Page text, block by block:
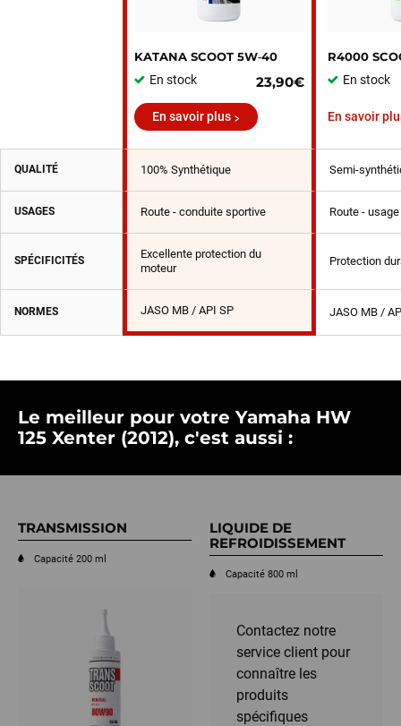
KATANA SCOOT 5W‑40
En stock
23,90€
R4000
En stock
En savoir plus En savoir
QUALITÉ 100% Synthétique Semi-
USAGES Route - conduite sportive Route -
SPÉCIFICITÉS
Excellente protection du
moteur
Protection
NORMES JASO MB / API SP JASO MB /
Le meilleur pour votre Yamaha HW
125 Xenter (2012), c'est aussi :
TRANSMISSION
Capacité 200 ml
LIQUIDE DE
REFROIDISSEMENT
Capacité 800 ml
Contactez notre
service client pour
connaître les
produits
spécifiques